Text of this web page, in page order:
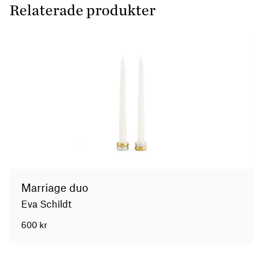
Relaterade produkter
Marriage duo
Eva Schildt
600 kr